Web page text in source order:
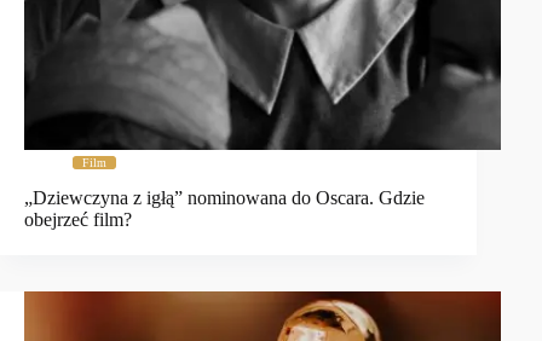
Film
„Dziewczyna z igłą” nominowana do Oscara. Gdzie
obejrzeć film?